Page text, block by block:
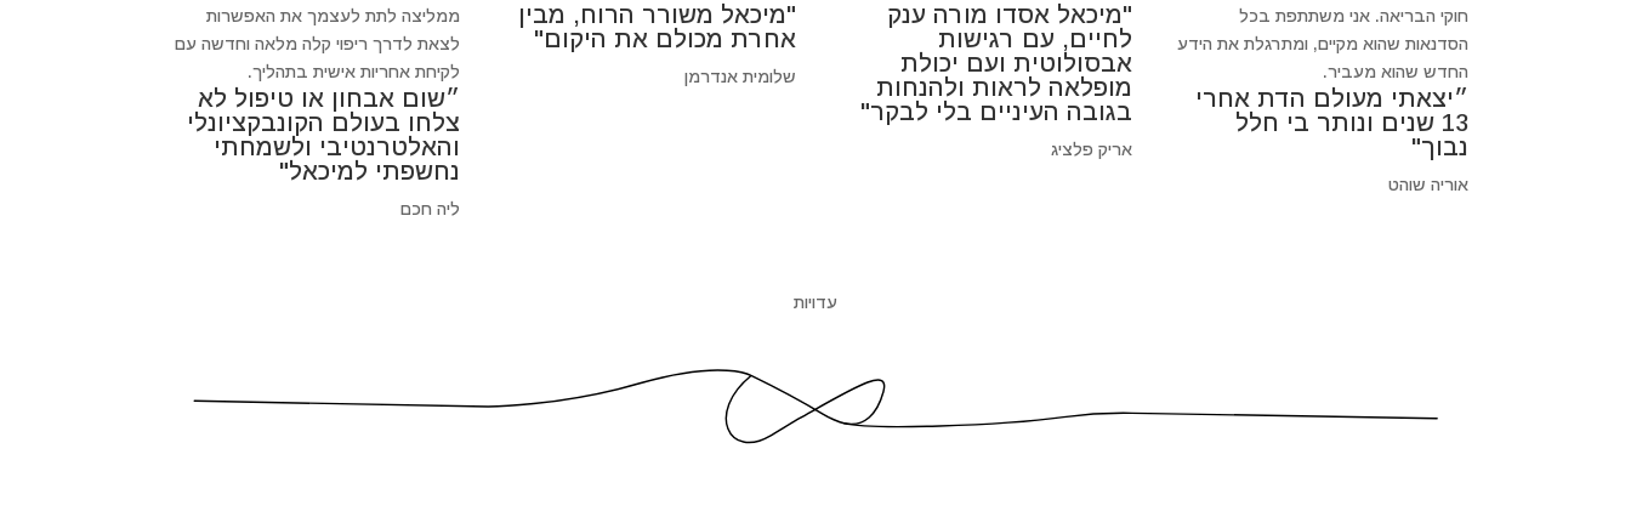
ממליצה לתת לעצמך את האפשרות
לצאת לדרך ריפוי קלה מלאה וחדשה עם
לקיחת אחריות אישית בתהליך.
״שום אבחון או טיפול לא
צלחו בעולם הקונבקציונלי
והאלטרנטיבי ולשמחתי
נחשפתי למיכאל"
ליה חכם
"מיכאל משורר הרוח, מבין
אחרת מכולם את היקום"
שלומית אנדרמן
"מיכאל אסדו מורה ענק
לחיים, עם רגישות
אבסולוטית ועם יכולת
מופלאה לראות ולהנחות
בגובה העיניים בלי לבקר"
אריק פלציג
חוקי הבריאה. אני משתתפת בכל
הסדנאות שהוא מקיים, ומתרגלת את הידע
החדש שהוא מעביר.
״יצאתי מעולם הדת אחרי
13 שנים ונותר בי חלל
נבוך"
אוריה שוהט
עדויות